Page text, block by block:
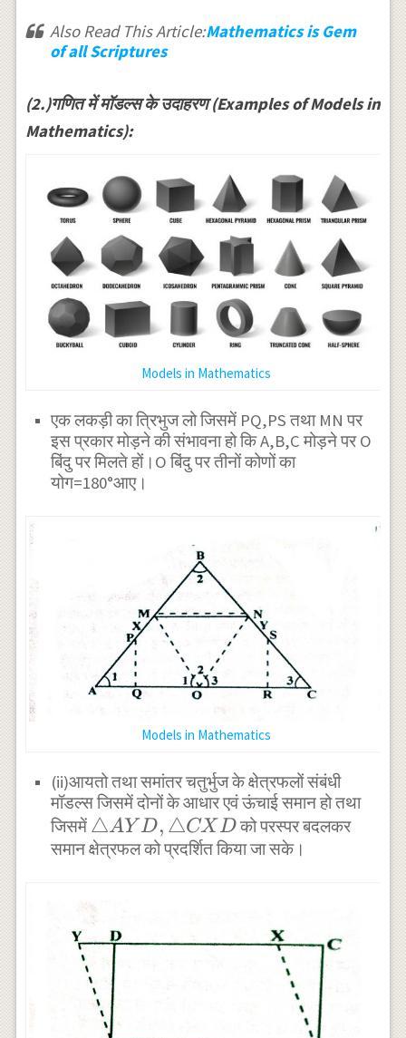
Also Read This Article:Mathematics is Gem
of all Scriptures
(2.)गणित में मॉडल्स के उदाहरण (Examples of Models in
Mathematics):
Models in Mathematics
एक लकड़ी का त्रिभुज लो जिसमें PQ,PS तथा MN पर
इस प्रकार मोड़ने की संभावना हो कि A,B,C मोड़ने पर O
बिंदु पर मिलते हों।O बिंदु पर तीनों कोणों का
योग=180°आए।
Models in Mathematics
(ii)आयतो तथा समांतर चतुर्भुज के क्षेत्रफलों संबंधी
मॉडल्स जिसमें दोनों के आधार एवं ऊंचाई समान हो तथा
जिसमें \triangle
AYD,\triangle
△AY D, △CX D को परस्पर बदलकर
समान क्षेत्रफल को प्रदर्शित किया जा सके।